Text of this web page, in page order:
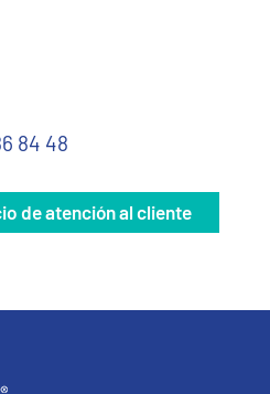
84 48
de atención al cliente